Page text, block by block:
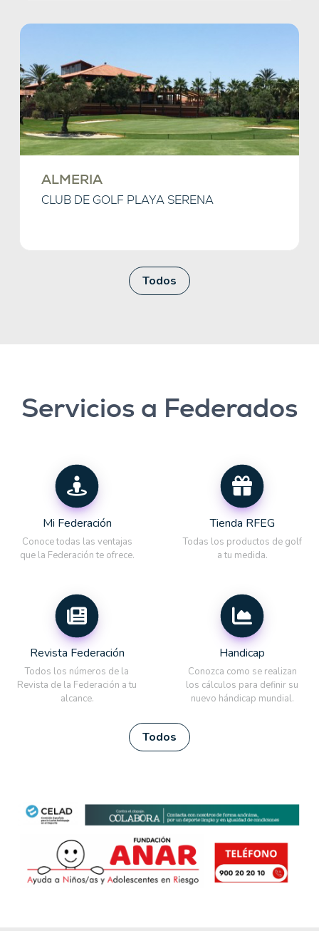
ALMERIA
CLUB DE GOLF PLAYA SERENA
Todos
Servicios a Federados
Mi Federación
Conoce todas las ventajas
que la Federación te ofrece.
Tienda RFEG
Todas los productos de golf
a tu medida.
Revista Federación
Todos los números de la
Revista de la Federación a tu
alcance.
Handicap
Conozca como se realizan
los cálculos para definir su
nuevo hándicap mundial.
Todos